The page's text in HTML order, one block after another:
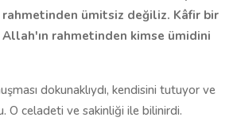
rahmetinden ümitsiz değiliz. Kâfir bir
rahmetinden kimse ümidini
dokunaklıydı, kendisini tutuyor ve
O celadeti ve sakinliği ile bilinirdi.